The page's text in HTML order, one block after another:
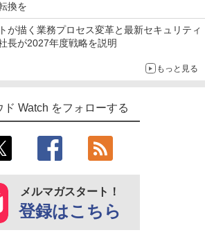
換を
が描く業務プロセス変革と最新セキュリティ
が2027年度戦略を説明
もっと見る
ド Watch をフォローする
メルマガスタート！
登録はこちら